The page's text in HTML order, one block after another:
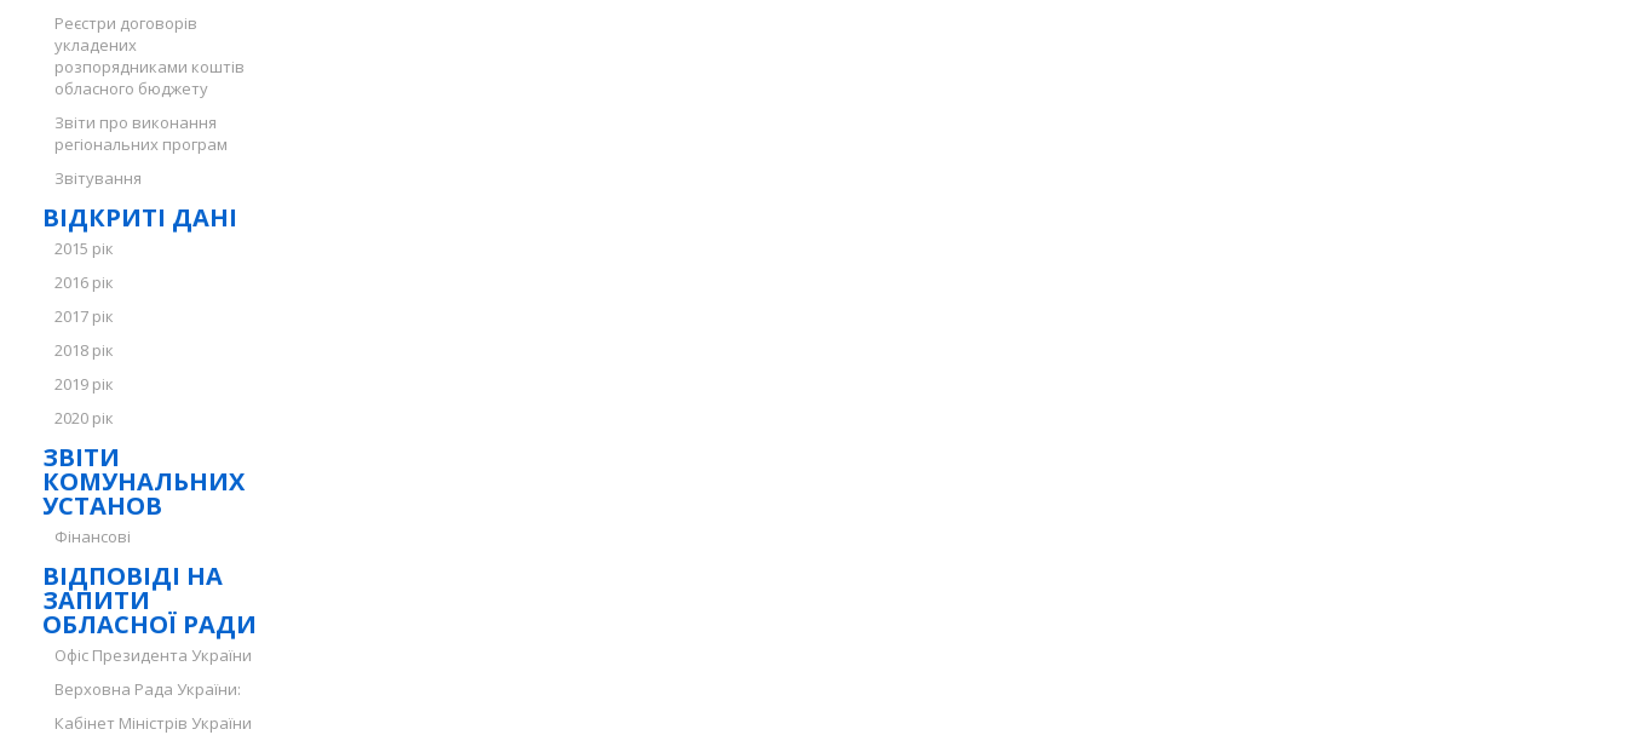
Реєстри договорів
укладених
розпорядниками коштів
обласного бюджету
Звіти про виконання
регіональних програм
Звітування
ВІДКРИТІ ДАНІ
2015 рік
2016 рік
2017 рік
2018 рік
2019 рік
2020 рік
ЗВІТИ
КОМУНАЛЬНИХ
УСТАНОВ
Фінансові
ВІДПОВІДІ НА
ЗАПИТИ
ОБЛАСНОЇ РАДИ
Офіс Президента України
Верховна Рада України:
Кабінет Міністрів України